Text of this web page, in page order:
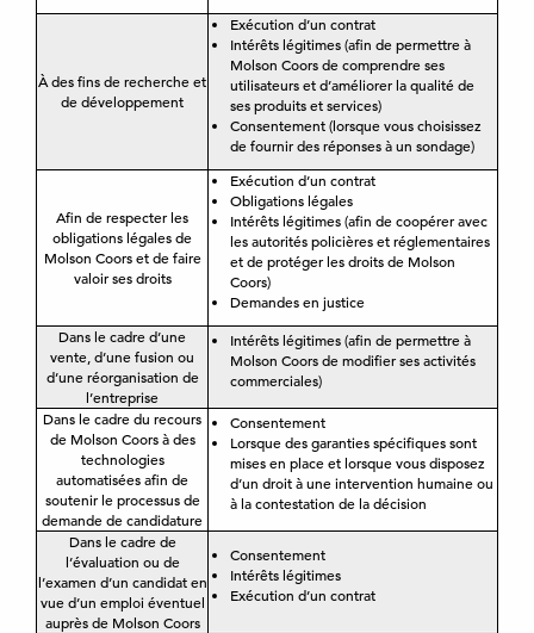
À des fins de recherche et
de développement
Exécution d’un contrat
Intérêts légitimes (afin de permettre à
Molson Coors de comprendre ses
utilisateurs et d’améliorer la qualité de
ses produits et services)
Consentement (lorsque vous choisissez
de fournir des réponses à un sondage)
Afin de respecter les
obligations légales de
Molson Coors et de faire
valoir ses droits
Exécution d’un contrat
Obligations légales
Intérêts légitimes (afin de coopérer avec
les autorités policières et réglementaires
et de protéger les droits de Molson
Coors)
Demandes en justice
Dans le cadre d’une
vente, d’une fusion ou
d’une réorganisation de
l’entreprise
Intérêts légitimes (afin de permettre à
Molson Coors de modifier ses activités
commerciales)
Dans le cadre du recours
de Molson Coors à des
technologies
automatisées afin de
soutenir le processus de
demande de candidature
Consentement
Lorsque des garanties spécifiques sont
mises en place et lorsque vous disposez
d’un droit à une intervention humaine ou
à la contestation de la décision
Dans le cadre de
l’évaluation ou de
l’examen d’un candidat en
vue d’un emploi éventuel
auprès de Molson Coors
Consentement
Intérêts légitimes
Exécution d’un contrat